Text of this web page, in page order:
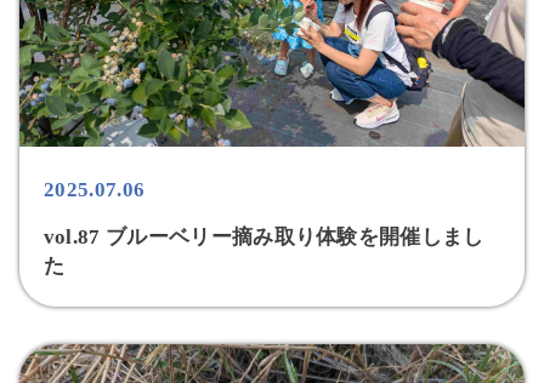
2025.07.06
vol.87 ブルーベリー摘み取り体験を開催しまし
た